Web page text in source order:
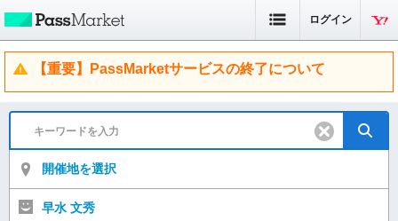
ログイン
【重要】PassMarketサービスの終了について
開催地を選択
早水 文秀